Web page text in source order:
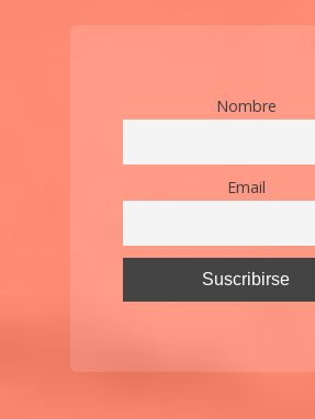
Nombre
Email